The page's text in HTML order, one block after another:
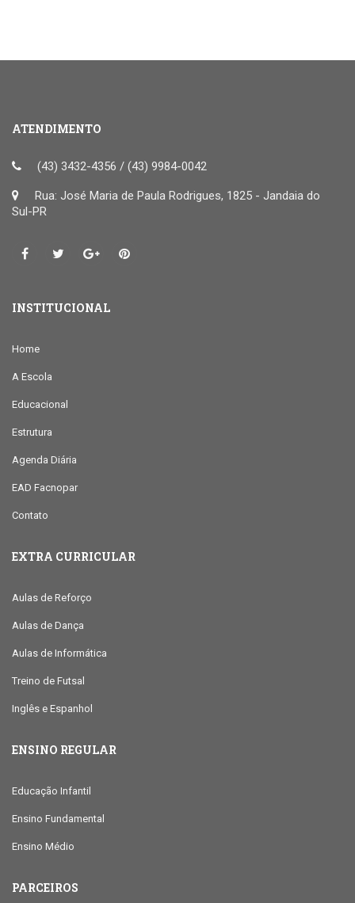
ATENDIMENTO
(43) 3432-4356 / (43) 9984-0042
Rua: José Maria de Paula Rodrigues, 1825 - Jandaia do
Sul-PR
INSTITUCIONAL
Home
A Escola
Educacional
Estrutura
Agenda Diária
EAD Facnopar
Contato
EXTRA CURRICULAR
Aulas de Reforço
Aulas de Dança
Aulas de Informática
Treino de Futsal
Inglês e Espanhol
ENSINO REGULAR
Educação Infantil
Ensino Fundamental
Ensino Médio
PARCEIROS